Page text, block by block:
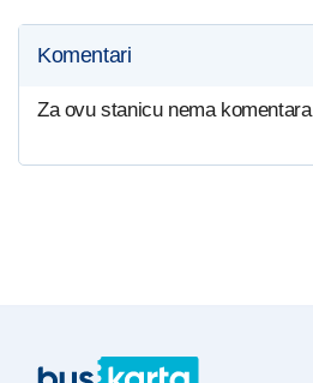
Komentari
Za ovu stanicu nema komentara